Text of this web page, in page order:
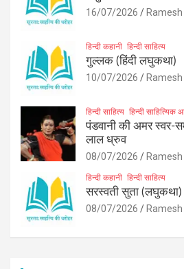
16/07/2026
हिन्दी कहानी हिन्दी साहित्य
गुल्लक (हिंदी लघुकथा) –
10/07/2026
हिन्दी साहित्य हिन्दी
पंडवानी की अमर स्वर-
लाल ध्रुव
08/07/2026
हिन्दी कहानी हिन्दी साहित्य
सरस्वती सुता (लघुकथा)
08/07/2026